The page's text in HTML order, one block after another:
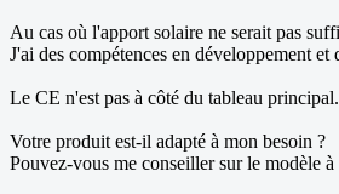
Au cas où l'apport solaire ne serait pas
J'ai des compétences en développement
Le CE n'est pas à côté du tableau principal.
Votre produit est-il adapté à mon besoin ?
Pouvez-vous me conseiller sur le modèle à